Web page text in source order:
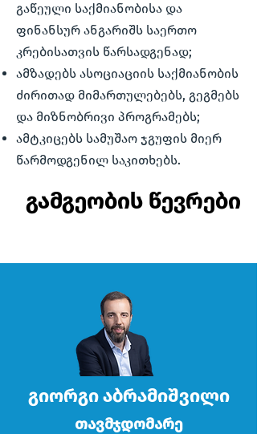
გაწეული საქმიანობისა და
ფინანსურ ანგარიშს საერთო
კრებისათვის წარსადგენად;
ამზადებს ასოციაციის საქმიანობის
ძირითად მიმართულებებს, გეგმებს
და მიზნობრივი პროგრამებს;
ამტკიცებს სამუშაო ჯგუფის მიერ
წარმოდგენილ საკითხებს.
გამგეობის წევრები
გიორგი აბრამიშვილი
თავმჯდომარე